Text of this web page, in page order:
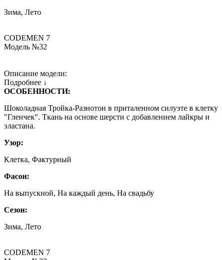
Зима, Лето
CODEMEN 7
Модель №32
Описание модели:
Подробнее ↓
ОСОБЕННОСТИ:
Шоколадная Тройка-Разнотон в приталенном силуэте в клетку
"Гленчек". Ткань на основе шерсти с добавлением лайкры и
эластана.
Узор:
Клетка, Фактурный
Фасон:
На выпускной, На каждый день, На свадьбу
Сезон:
Зима, Лето
CODEMEN 7